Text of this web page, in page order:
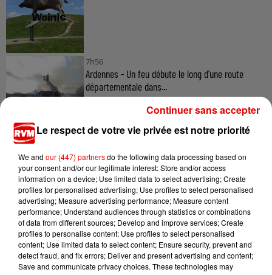
7h56
Ardennes - Un feu débute le long d'une route
départementale dans...
Ardennes - Les rassemblements festifs à
caractère musical interdits...
6 août 2026
Ardennes - Plusieurs rendez-vous prévus dans les
Ardennes pour...
Le respect de votre vie privée est notre priorité
We and our (447) partnersdo the following data processing based on
your consent and/or our legitimate interest: Store and/or access
information on a device; Use limited data to select advertising; Create
profiles for personalised advertising; Use profiles to select personalised
advertising; Measure advertising performance; Measure content
performance; Understand audiences through statistics or combinations
of data from different sources; Develop and improve services; Create
profiles to personalise content; Use profiles to select personalised
content; Use limited data to select content; Ensure security, prevent and
detect fraud, and fix errors; Deliver and present advertising and content;
Save and communicate privacy choices. These technologies may
Continuer sans accepter